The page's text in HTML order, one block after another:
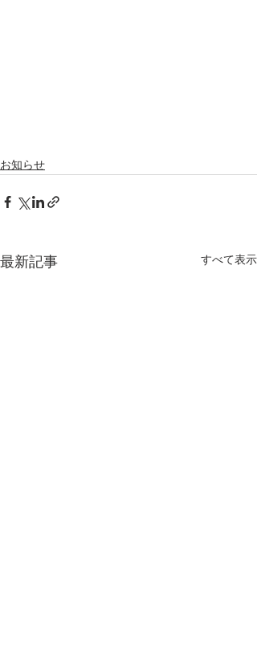
お知らせ
最新記事 すべて表示